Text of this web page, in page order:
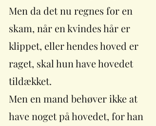
Men da det nu regnes for en
skam, når en kvindes hår er
klippet, eller hendes hoved er
raget, skal hun have hovedet
tildækket.
Men en mand behøver ikke at
have noget på hovedet, for han